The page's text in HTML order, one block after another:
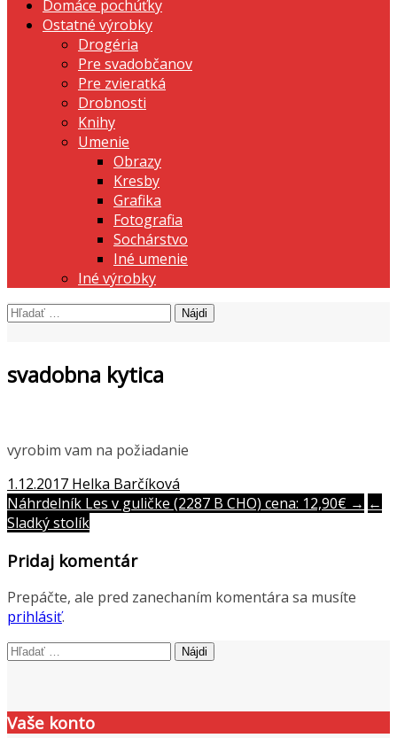
Domáce pochúťky
Ostatné výrobky
Drogéria
Pre svadobčanov
Pre zvieratká
Drobnosti
Knihy
Umenie
Obrazy
Kresby
Grafika
Fotografia
Sochárstvo
Iné umenie
Iné výrobky
Hľadať:
svadobna kytica
vyrobim vam na požiadanie
1.12.2017 Helka Barčíková
Post
navigation
Náhrdelník Les v guličke (2287 B CHO) cena: 12,90€ → ←
Sladký stolík
Pridaj komentár
Prepáčte, ale pred zanechaním komentára sa musíte
prihlásiť.
Hľadať:
Vaše konto